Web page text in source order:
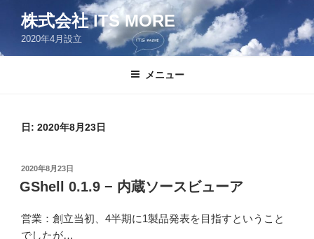
ン
株式会社 ITS MORE
2020年4月設立
メニュー
日: 2020年8月23日
投
稿
日:
2020年8月23日
GShell 0.1.9 − 内蔵ソースビューア
営業：創立当初、4半期に1製品発表を目指すということ
でしたが…